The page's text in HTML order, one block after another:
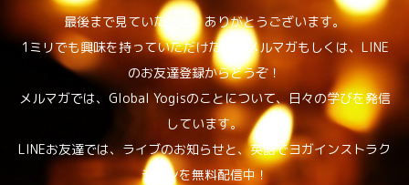
最後まで見ていただき、ありがとうございます。
1ミリでも興味を持っていただけたら、メルマガもしくは、LINE
のお友達登録からどうぞ！
メルマガでは、Global Yogisのことについて、日々の学びを発信
しています。
LINEお友達では、ライブのお知らせと、英語でヨガインストラク
ションを無料配信中！